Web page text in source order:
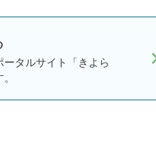
タルサイト「きよら